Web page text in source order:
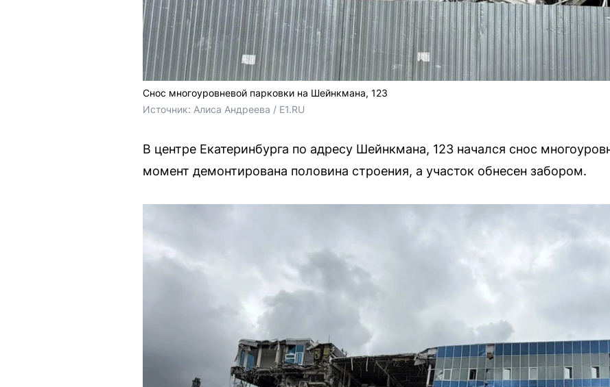
Снос многоуровневой парковки на Шейнкмана, 123
Источник: Алиса Андреева / E1.RU
В центре Екатеринбурга по адресу Шейнкмана, 123 начался снос
момент демонтирована половина строения, а участок обнесен забором.